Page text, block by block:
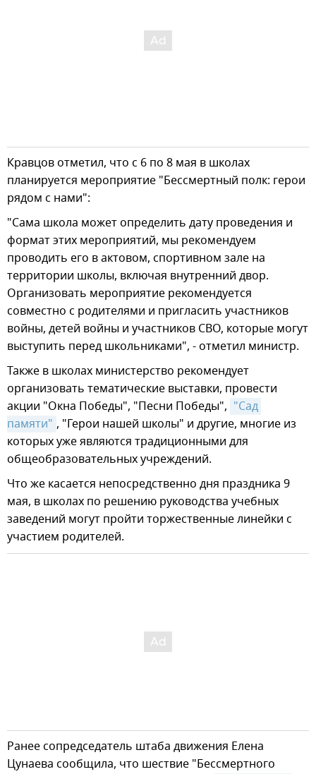
Кравцов отметил, что с 6 по 8 мая в школах
планируется мероприятие "Бессмертный полк: герои
рядом с нами":
"Сама школа может определить дату проведения и
формат этих мероприятий, мы рекомендуем
проводить его в актовом, спортивном зале на
территории школы, включая внутренний двор.
Организовать мероприятие рекомендуется
совместно с родителями и пригласить участников
войны, детей войны и участников СВО, которые могут
выступить перед школьниками", - отметил министр.
Также в школах министерство рекомендует
организовать тематические выставки, провести
акции "Окна Победы", "Песни Победы", "Сад
памяти" , "Герои нашей школы" и другие, многие из
которых уже являются традиционными для
общеобразовательных учреждений.
Что же касается непосредственно дня праздника 9
мая, в школах по решению руководства учебных
заведений могут пройти торжественные линейки с
участием родителей.
Ранее сопредседатель штаба движения Елена
Цунаева сообщила, что шествие "Бессмертного